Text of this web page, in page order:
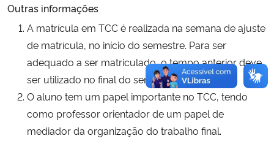
Outras informações
A matrícula em TCC é realizada na semana de ajuste
de matrícula, no início do semestre. Para ser
adequado a ser matriculado, o tempo anterior deve
ser utilizado no final do semestre anterior.
O aluno tem um papel importante no TCC, tendo
como professor orientador de um papel de
mediador da organização do trabalho final.